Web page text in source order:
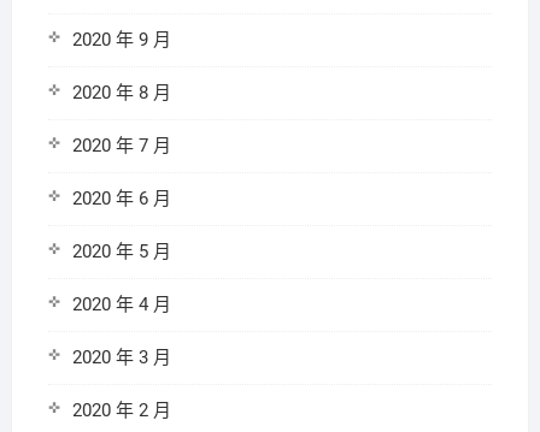
2020 年 9 月
2020 年 8 月
2020 年 7 月
2020 年 6 月
2020 年 5 月
2020 年 4 月
2020 年 3 月
2020 年 2 月